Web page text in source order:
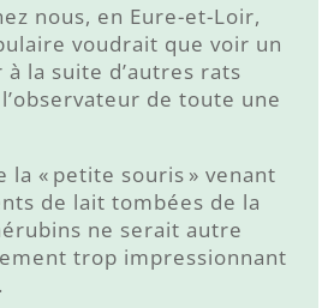
nous, en Eure-et-Loir,
voudrait que voir un
la suite d’autres rats
de toute une
la « petite souris » venant
de lait tombées de la
ne serait autre
trop impressionnant